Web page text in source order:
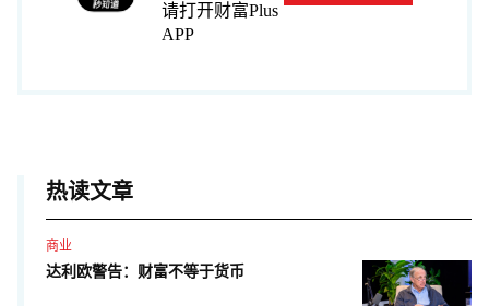
请打开财富Plus
APP
热读文章
商业
达利欧警告：财富不等于货币